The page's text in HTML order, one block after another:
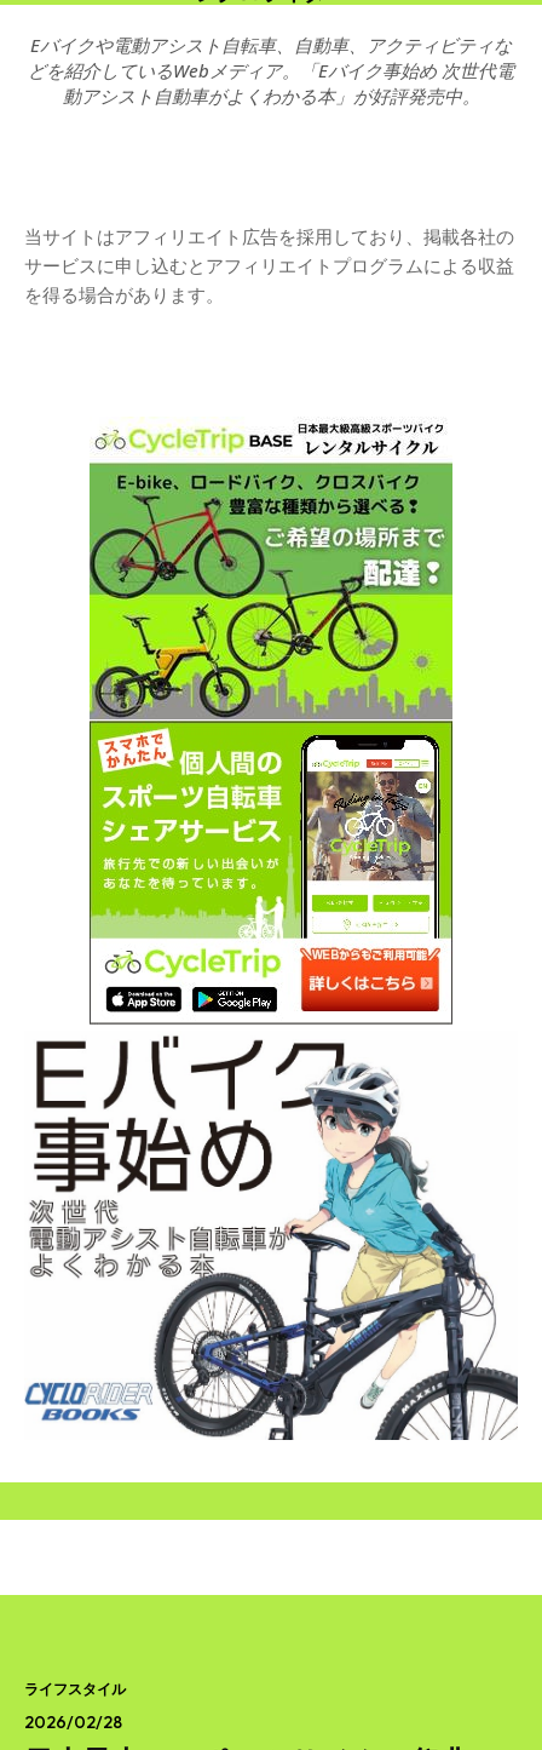
Eバイクや電動アシスト自転車、自動車、アクティビティな
どを紹介しているWebメディア。「Eバイク事始め 次世代電
動アシスト自動車がよくわかる本」が好評発売中。
当サイトはアフィリエイト広告を採用しており、掲載各社の
サービスに申し込むとアフィリエイトプログラムによる収益
を得る場合があります。